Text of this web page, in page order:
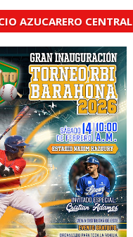
AZUCARERO CENTRAL